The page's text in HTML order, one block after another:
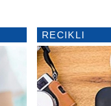
RECIKLI